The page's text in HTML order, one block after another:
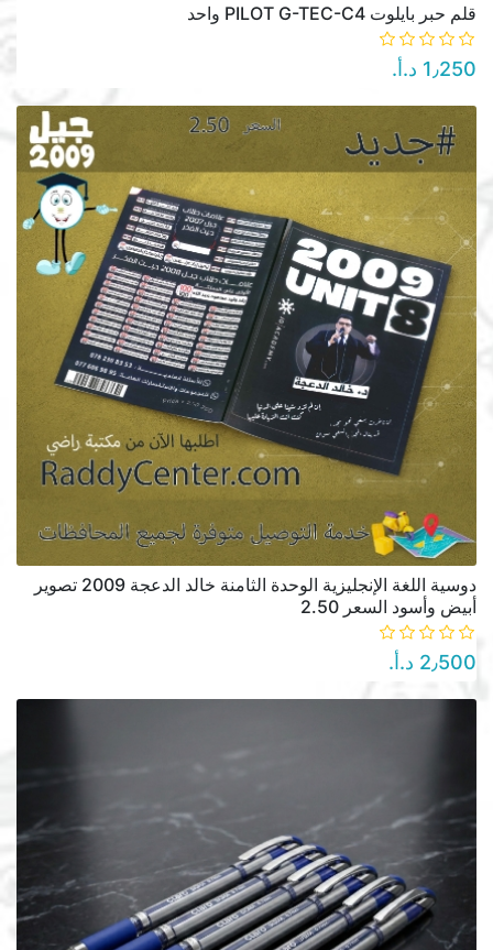
قلم حبر بايلوت PILOT G-TEC-C4 واحد
1٫250 د.أ.‏
دوسية اللغة الإنجليزية الوحدة الثامنة خالد الدعجة 2009 تصوير
أبيض وأسود السعر 2.50
2٫500 د.أ.‏